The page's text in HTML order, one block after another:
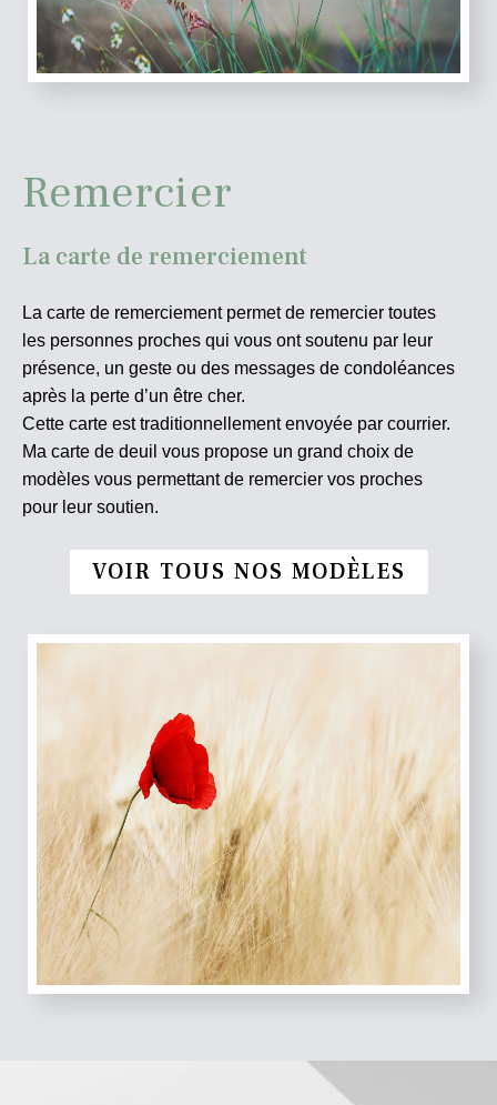
Remercier
La carte de remerciement
La carte de remerciement permet de remercier toutes
les personnes proches qui vous ont soutenu par leur
présence, un geste ou des messages de condoléances
après la perte d’un être cher.
Cette carte est traditionnellement envoyée par courrier.
Ma carte de deuil vous propose un grand choix de
modèles vous permettant de remercier vos proches
pour leur soutien.
VOIR TOUS NOS MODÈLES